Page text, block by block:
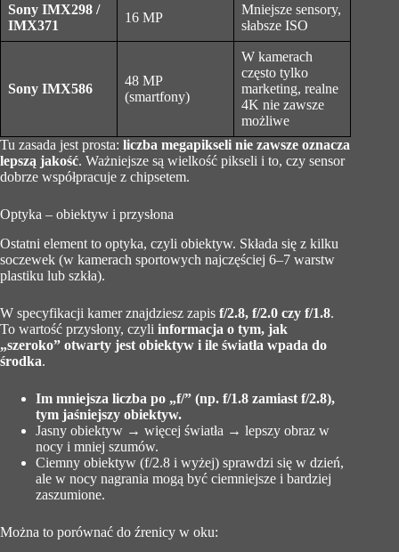
Sony IMX298 /
IMX371
16 MP
Mniejsze sensory,
słabsze ISO
Sony IMX586
48 MP
(smartfony)
W kamerach
często tylko
marketing, realne
4K nie zawsze
możliwe
Tu zasada jest prosta: liczba megapikseli nie zawsze oznacza
lepszą jakość. Ważniejsze są wielkość pikseli i to, czy sensor
dobrze współpracuje z chipsetem.
Optyka – obiektyw i przysłona
Ostatni element to optyka, czyli obiektyw. Składa się z kilku
soczewek (w kamerach sportowych najczęściej 6–7 warstw
plastiku lub szkła).
W specyfikacji kamer znajdziesz zapis f/2.8, f/2.0 czy f/1.8.
To wartość przysłony, czyli informacja o tym, jak
„szeroko” otwarty jest obiektyw i ile światła wpada do
środka.
Im mniejsza liczba po „f/” (np. f/1.8 zamiast f/2.8),
tym jaśniejszy obiektyw.
Jasny obiektyw → więcej światła → lepszy obraz w
nocy i mniej szumów.
Ciemny obiektyw (f/2.8 i wyżej) sprawdzi się w dzień,
ale w nocy nagrania mogą być ciemniejsze i bardziej
zaszumione.
Można to porównać do źrenicy w oku: